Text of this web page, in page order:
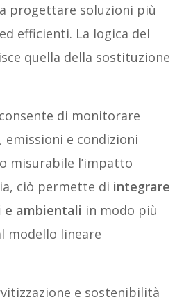
progettare soluzioni più
efficienti. La logica del
quella della sostituzione
di monitorare
emissioni e condizioni
misurabile l’impatto
ciò permette di integrare
ambientali in modo più
modello lineare
e sostenibilità